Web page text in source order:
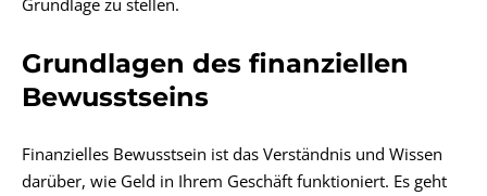
Grundlage zu stellen.
Grundlagen des finanziellen
Bewusstseins
Finanzielles Bewusstsein ist das Verständnis und Wissen
darüber, wie Geld in Ihrem Geschäft funktioniert. Es geht